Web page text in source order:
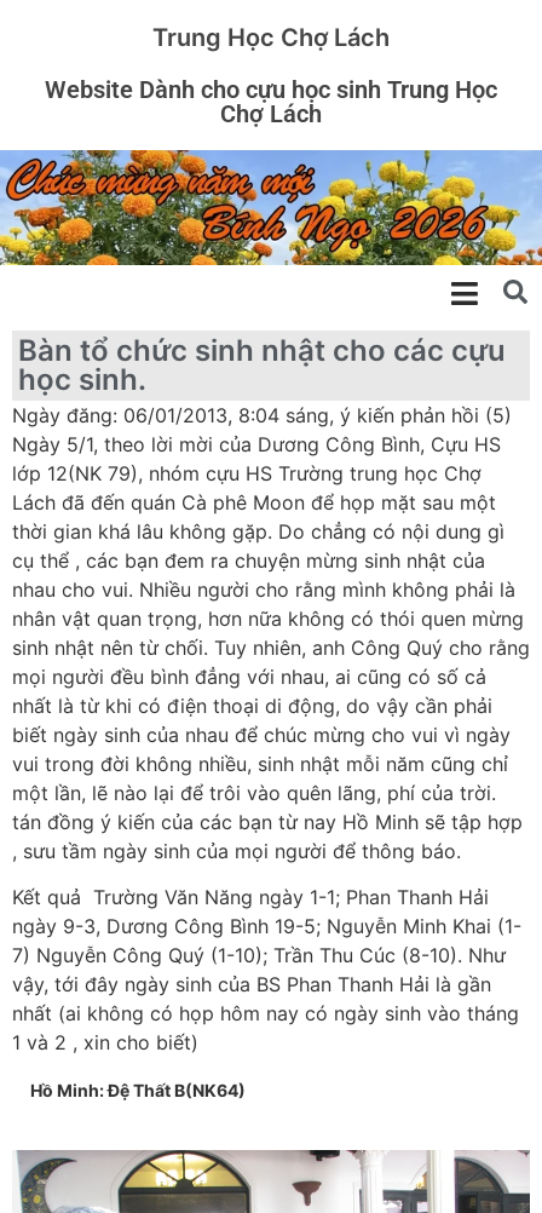
Trung Học Chợ Lách
Website Dành cho cựu học sinh Trung Học
Chợ Lách
Bàn tổ chức sinh nhật cho các cựu
học sinh.
Ngày đăng: 06/01/2013, 8:04 sáng, ý kiến phản hồi (5)
Ngày 5/1, theo lời mời của Dương Công Bình, Cựu HS
lớp 12(NK 79), nhóm cựu HS Trường trung học Chợ
Lách đã đến quán Cà phê Moon để họp mặt sau một
thời gian khá lâu không gặp. Do chẳng có nội dung gì
cụ thể , các bạn đem ra chuyện mừng sinh nhật của
nhau cho vui. Nhiều người cho rằng mình không phải là
nhân vật quan trọng, hơn nữa không có thói quen mừng
sinh nhật nên từ chối. Tuy nhiên, anh Công Quý cho rằng
mọi người đều bình đẳng với nhau, ai cũng có số cả
nhất là từ khi có điện thoại di động, do vậy cần phải
biết ngày sinh của nhau để chúc mừng cho vui vì ngày
vui trong đời không nhiều, sinh nhật mỗi năm cũng chỉ
một lần, lẽ nào lại để trôi vào quên lãng, phí của trời.
tán đồng ý kiến của các bạn từ nay Hồ Minh sẽ tập hợp
, sưu tầm ngày sinh của mọi người để thông báo.
Kết quả Trường Văn Năng ngày 1-1; Phan Thanh Hải
ngày 9-3, Dương Công Bình 19-5; Nguyễn Minh Khai (1-
7) Nguyễn Công Quý (1-10); Trần Thu Cúc (8-10). Như
vậy, tới đây ngày sinh của BS Phan Thanh Hải là gần
nhất (ai không có họp hôm nay có ngày sinh vào tháng
1 và 2 , xin cho biết)
Hồ Minh: Đệ Thất B(NK64)